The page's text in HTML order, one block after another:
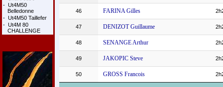
- Ut4M50
Belledonne
- Ut4M50 Taillefer
- Ut4M 80
CHALLENGE
46 FARINA Gilles
47 DENIZOT Guillaume
48 SENANGE Arthur
49 JAKOPIC Steve
50 GROSS Francois